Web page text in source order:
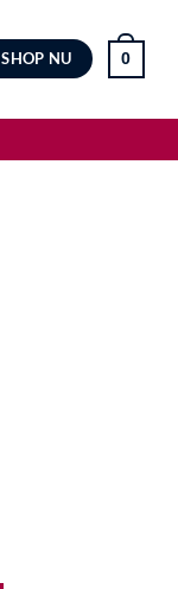
SHOP NU 0